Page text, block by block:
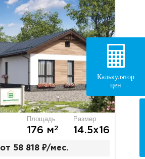
Площадь
176 м2
Размер
14.5х16
от 58 818 ₽/мес.
Калькулятор
цен